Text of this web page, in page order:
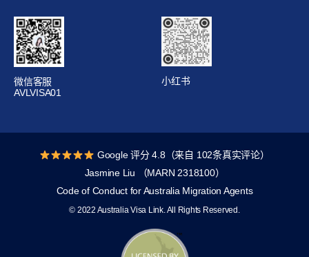
微信客服
AVLVISA01
小红书
Google 评分 4.8（来自 102条真实评论）
Jasmine Liu （MARN 2318100）
Code of Conduct for Australia Migration Agents
© 2022 Australia Visa Link. All Rights Reserved.